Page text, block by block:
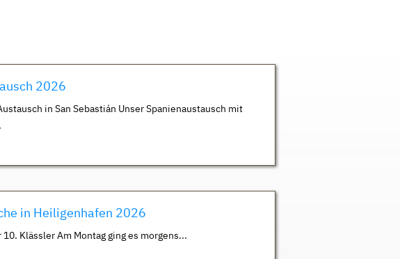
2026
in San Sebastián Unser Spanienaustausch mit
in Heiligenhafen 2026
Klässler Am Montag ging es morgens...